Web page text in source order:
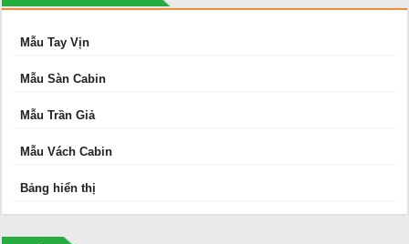
Mẫu Tay Vịn
Mẫu Sàn Cabin
Mẫu Trần Giả
Mẫu Vách Cabin
Bảng hiển thị